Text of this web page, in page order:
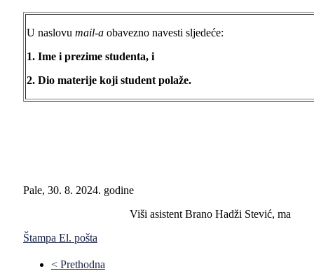
U naslovu mail-a obavezno navesti sljedeće:
1. Ime i prezime studenta, i
2. Dio materije koji student polaže.
Pale, 30. 8. 2024. godine
Viši asistent Brano Hadži Stević, ma
Štampa El. pošta
< Prethodna